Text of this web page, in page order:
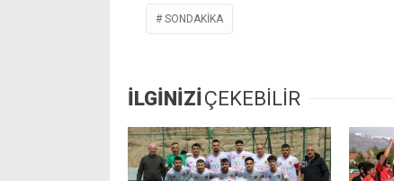
SONDAKIKA
İLGİNİZİÇEKEBİLİR